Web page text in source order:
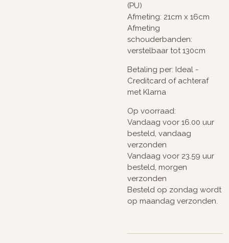
(PU)
Afmeting: 21cm x 16cm
Afmeting
schouderbanden:
verstelbaar tot 130cm
Betaling per: Ideal -
Creditcard of achteraf
met Klarna
Op voorraad:
Vandaag voor 16.00 uur
besteld, vandaag
verzonden
Vandaag voor 23.59 uur
besteld, morgen
verzonden
Besteld op zondag wordt
op maandag verzonden.